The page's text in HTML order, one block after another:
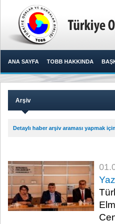
ANA SAYFA TOBB HAKKINDA
Arşiv
Detaylı haber arşiv araması yapmak